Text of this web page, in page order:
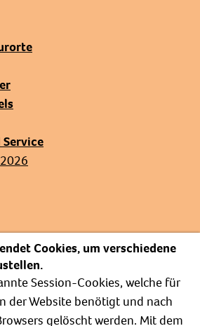
Cookies, um verschiedene
Session-Cookies, welche für
der Website benötigt und nach
gelöscht werden. Mit dem